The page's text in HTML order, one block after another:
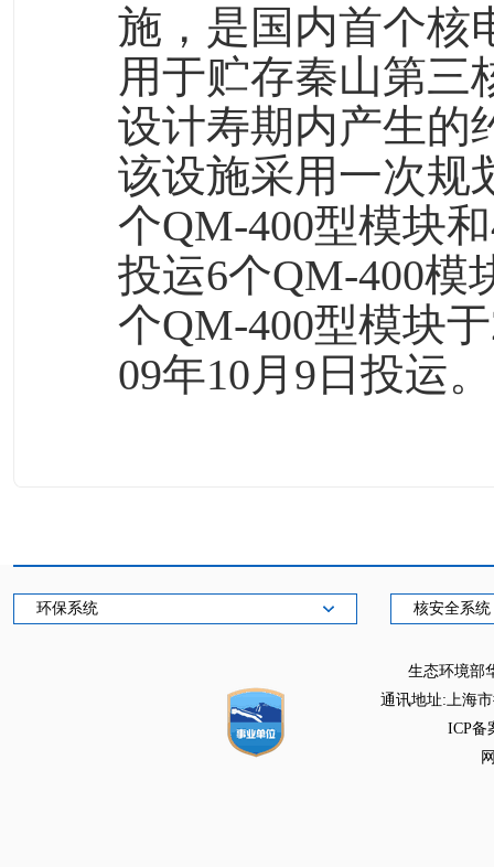
施，是国内首个核
用于贮存秦山第三
设计寿期内产生的
该设施采用一次规
个QM-400型模块
投运6个QM-400模
个QM-400型模块
09年10月9日投运。
环保系统 核安全系统
生态环境部
通讯地址:上海
ICP备